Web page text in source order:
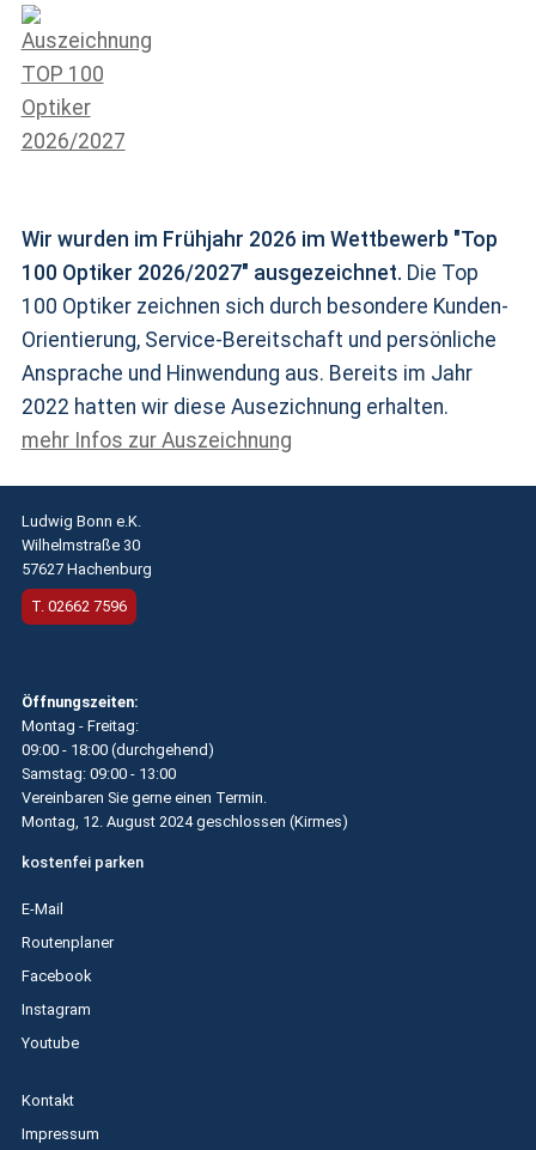
Wir wurden im Frühjahr 2026 im Wettbewerb "Top
100 Optiker 2026/2027" ausgezeichnet. Die Top
100 Optiker zeichnen sich durch besondere Kunden-
Orientierung, Service-Bereitschaft und persönliche
Ansprache und Hinwendung aus. Bereits im Jahr
2022 hatten wir diese Ausezichnung erhalten.
mehr Infos zur Auszeichnung
Ludwig Bonn e.K.
Wilhelmstraße 30
57627 Hachenburg
T. 02662 7596
Öffnungszeiten:
Montag - Freitag:
09:00 - 18:00 (durchgehend)
Samstag: 09:00 - 13:00
Vereinbaren Sie gerne einen Termin.
Montag, 12. August 2024 geschlossen (Kirmes)
kostenfei parken
E-Mail
Routenplaner
Facebook
Instagram
Youtube
Kontakt
Impressum